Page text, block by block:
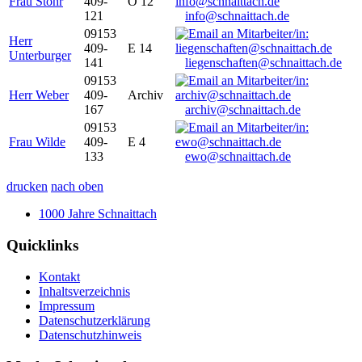
121
info@schnaittach.de
Herr
Unterburger
09153
409-
141
E 14
liegenschaften@schnaittach.de
Herr Weber
09153
409-
167
Archiv
archiv@schnaittach.de
Frau Wilde
09153
409-
133
E 4
ewo@schnaittach.de
drucken nach oben
1000 Jahre Schnaittach
Quicklinks
Kontakt
Inhaltsverzeichnis
Impressum
Datenschutzerklärung
Datenschutzhinweis